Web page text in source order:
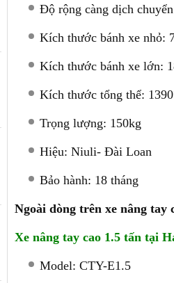
Độ rộng càng dịch
Kích thước bánh xe nhỏ:
Kích thước bánh xe lớn:
Kích thước tổng thể:
Trọng lượng: 150kg
Hiệu: Niuli- Đài Loan
Bảo hành: 18 tháng
Ngoài dòng trên xe nâng tay
Xe nâng tay cao 1.5 tấn tại
Model: CTY-E1.5